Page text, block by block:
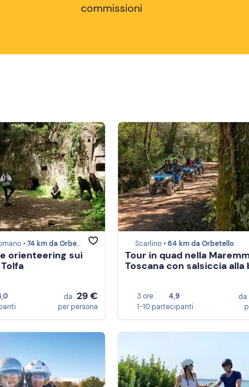
commissioni
•74 km da Orbetello
orienteering sui
da 29 €
per persona
Scarlino •64 km da Orbetello
Tour in quad nella
Toscana con salsiccia alla
3 ore
4,9
1-10 partecipanti
da